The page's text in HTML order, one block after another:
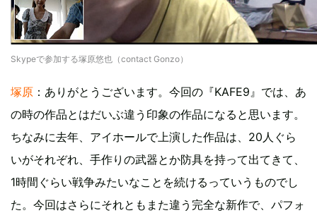
Skypeで参加する塚原悠也（contact Gonzo）
塚原 ：ありがとうございます。今回の『KAFE9』では、あ
の時の作品とはだいぶ違う印象の作品になると思います。
ちなみに去年、アイホールで上演した作品は、20人ぐら
いがそれぞれ、手作りの武器とか防具を持って出てきて、
1時間ぐらい戦争みたいなことを続けるっていうものでし
た。今回はさらにそれともまた違う完全な新作で、パフォ